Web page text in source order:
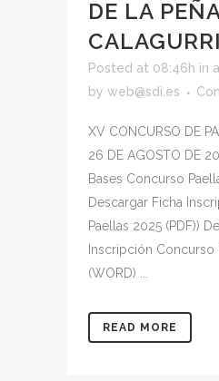
DE LA
Posted at 08:46h in
by web@sdi.es
XV CONCURSO DE
26 DE AGOSTO DE
Bases Concurso
Descargar Ficha
Paellas 2025 (PDF))
Inscripción Concurso
(WORD) ...
READ MORE